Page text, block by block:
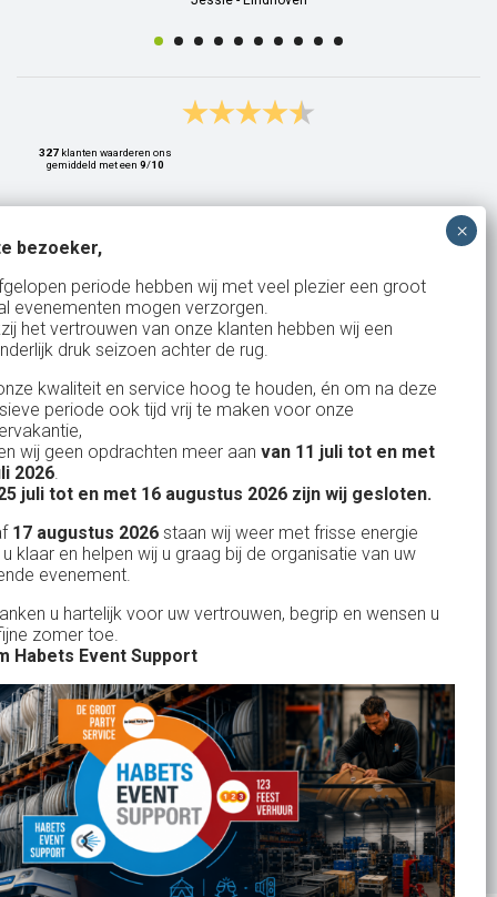
327 klanten waarderen ons
gemiddeld met een 9/10
Bank: NL15ABNA0561810710
KvK: 17167131
BTW: NL.1678.53.296.B01
Uw partner in:
Evenementen verhuur
Feestverhuur
Licht- en Geluidverhuur
Horeca verhuur
Partyverhuur
Je vindt ons op
bezoeker,
periode hebben wij met veel plezier een groot
evenementen mogen verzorgen.
het vertrouwen van onze klanten hebben wij een
druk seizoen achter de rug.
kwaliteit en service hoog te houden, én om na deze
periode ook tijd vrij te maken voor onze
wij geen opdrachten meer aan van 11 juli tot en met
2026.
juli tot en met 16 augustus 2026 zijn wij gesloten.
17 augustus 2026 staan wij weer met frisse energie
klaar en helpen wij u graag bij de organisatie van uw
evenement.
u hartelijk voor uw vertrouwen, begrip en wensen u
zomer toe.
Habets Event Support